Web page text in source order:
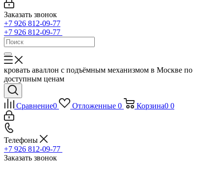
Заказать звонок
+7 926 812-09-77
+7 926 812-09-77
кровать аваллон с подъёмным механизмом в Москве по
доступным ценам
Сравнение0 Отложенные 0 Корзина0 0
Телефоны
+7 926 812-09-77
Заказать звонок